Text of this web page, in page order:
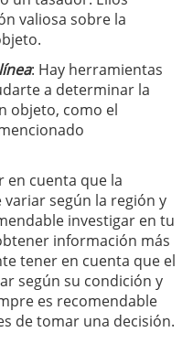
valiosa sobre la
: Hay herramientas
a determinar la
objeto, como el
en cuenta que la
según la región y
investigar en tu
información más
tener en cuenta que el
según su condición y
es recomendable
de tomar una decisión.